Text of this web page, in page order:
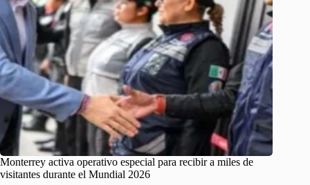
Monterrey activa operativo especial para recibir a miles de
visitantes durante el Mundial 2026